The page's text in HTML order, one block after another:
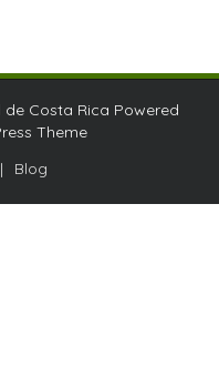
Costa Rica Powered
Theme
Blog